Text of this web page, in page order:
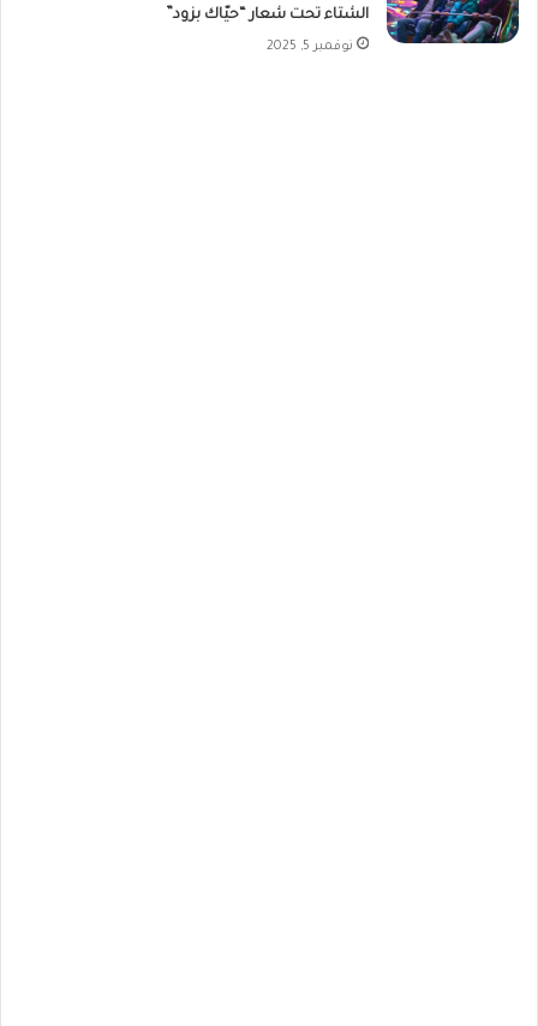
الشتاء تحت شعار “حيّاك بزود”
نوفمبر 5, 2025